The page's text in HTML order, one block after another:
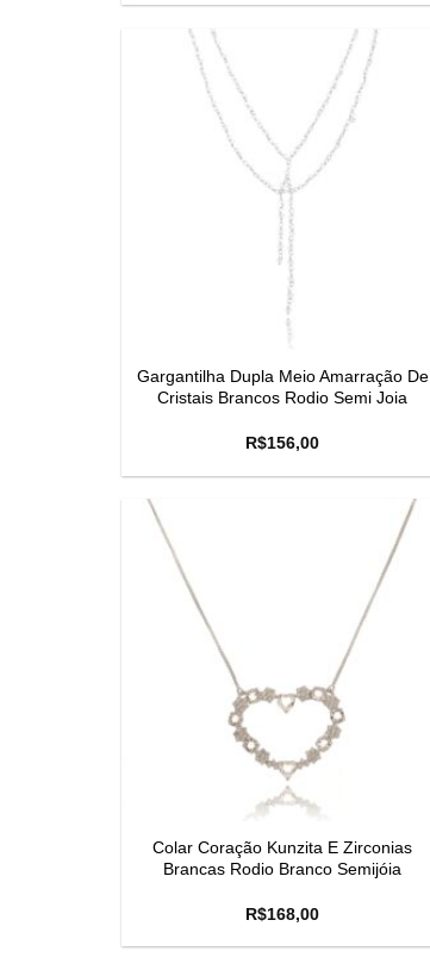
Gargantilha Dupla Meio Amarração De
Cristais Brancos Rodio Semi Joia
R$156,00
Colar Coração Kunzita E Zirconias
Brancas Rodio Branco Semijóia
R$168,00